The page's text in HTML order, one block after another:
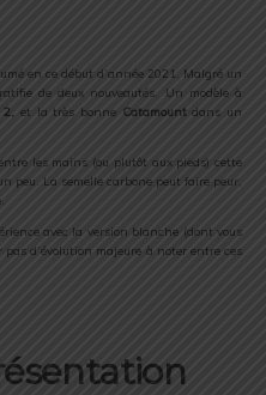
en ce début d’année 2021. Malgré un
de deux nouveautés. Un modèle à
2, et la très bonne Catamountdans un
les mains (ou plutôt aux pieds) cette
peu. La semelle carbone peut faire peur,
avec la version blanche (dont vous
d’évolution majeure à noter entre ces